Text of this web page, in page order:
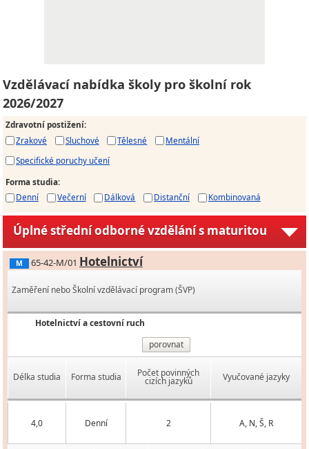
Vzdělávací nabídka školy pro školní rok
2026/2027
Zdravotní postižení:
Zrakové
Sluchové Tělesné
Mentální
Specifické poruchy učení
Forma studia:
Denní
Večerní Dálková Distanční Kombinovaná
Úplné střední odborné vzdělání s maturitou
M 65-42-M/01 Hotelnictví
Zaměření nebo Školní vzdělávací program (ŠVP)
Hotelnictví a cestovní ruch
porovnat
Délka studia Forma studia Počet povinných
cizích jazyků Vyučované jazyky
4,0 Denní 2 A, N, Š, R